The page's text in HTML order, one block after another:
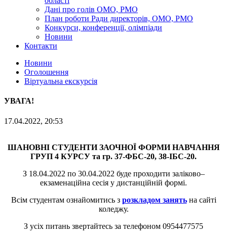
Дані про голів ОМО, РМО
План роботи Ради директорів, ОМО, РМО
Конкурси, конференції, олімпіади
Новини
Контакти
Новини
Оголошення
Віртуальна екскурсія
УВАГА!
17.04.2022, 20:53
ШАНОВНІ СТУДЕНТИЗАОЧНОЇ ФОРМИ НАВЧАННЯ
ГРУП 4 КУРСУ та гр. 37-ФБС-20, 38-ІБС-20.
З 18.04.2022 по 30.04.2022 буде проходити заліково–
екзаменаційна сесія у дистанційній формі.
Всім студентам ознайомитись з розкладом занятьна сайті
коледжу.
З усіх питань звертайтесь за телефоном 0954477575